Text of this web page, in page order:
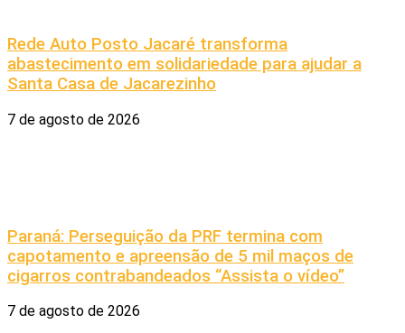
Rede Auto Posto Jacaré transforma
abastecimento em solidariedade para ajudar a
Santa Casa de Jacarezinho
7 de agosto de 2026
Paraná: Perseguição da PRF termina com
capotamento e apreensão de 5 mil maços de
cigarros contrabandeados “Assista o vídeo”
7 de agosto de 2026